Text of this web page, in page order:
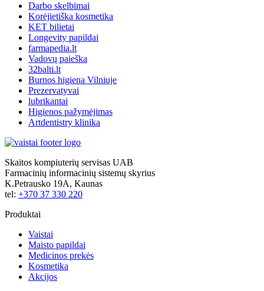
Darbo skelbimai
Korėjietiška kosmetika
KET bilietai
Longevity papildai
farmapedia.lt
Vadovų paieška
32balti.lt
Burnos higiena Vilniuje
Prezervatyvai
lubrikantai
Higienos pažymėjimas
Artdentistry klinika
Skaitos kompiuterių servisas UAB
Farmacinių informacinių sistemų skyrius
K.Petrausko 19A, Kaunas
tel: +370 37 330 220
Produktai
Vaistai
Maisto papildai
Medicinos prekės
Kosmetika
Akcijos